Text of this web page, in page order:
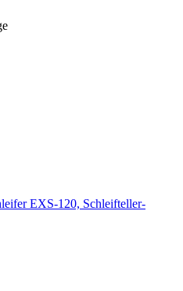
EXS-120, Schleifteller-